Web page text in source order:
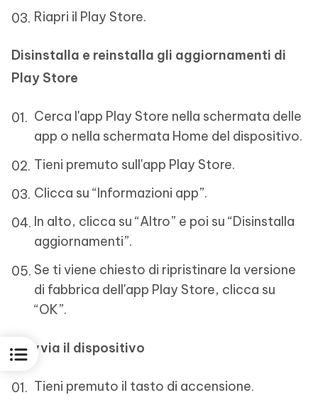
Riapri il Play Store.
Disinstalla e reinstalla gli aggiornamenti di
Play Store
Cerca l'app Play Store nella schermata delle
app o nella schermata Home del dispositivo.
Tieni premuto sull'app Play Store.
Clicca su “Informazioni app”.
In alto, clicca su “Altro” e poi su “Disinstalla
aggiornamenti”.
Se ti viene chiesto di ripristinare la versione
di fabbrica dell'app Play Store, clicca su
“OK”.
Riavvia il dispositivo
Tieni premuto il tasto di accensione.